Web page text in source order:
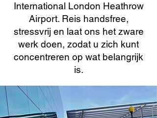
International London Heathrow
Airport. Reis handsfree,
stressvrij en laat ons het zware
werk doen, zodat u zich kunt
concentreren op wat belangrijk
is.